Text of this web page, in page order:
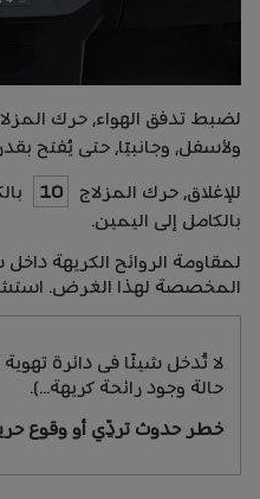
لضبط تدفق الهواء، حرك
ولأسفل، وجانبيًا، حتى يُفتح
للإغلاق، حرك المزلاج 10
بالكامل إلى اليمين.
لمقاومة الروائح الكريهة
المخصصة لهذا الغرض.
لا تُدخل شيئًا فى دائرة
حالة وجود رائحة كريهة...).
خطر حدوث تردِّي أو وقوع